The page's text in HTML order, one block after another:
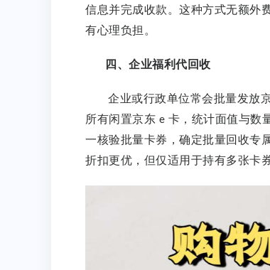
信息并完成收款。这种方式无额外
有心理负担。
四、企业福利代回收
企业或行政单位常会批量发放
所有闲置京东 e 卡，统计面值与数
一核验批量卡券，确定批量回收专
折扣更优，但仅适用于持有多张卡